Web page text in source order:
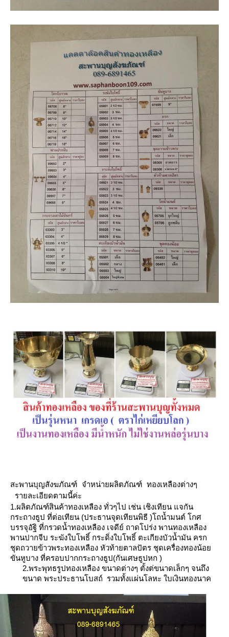
สะพานบุญสังฆภัณฑ์ จำหน่ายผลิตภัณฑ์ ทองเหลืองต่างๆ
รายละเอียดตามนี้ค่ะ
1.ผลิตภัณฑ์สินค้าทองเหลือง ทั่วๆไป เช่น เชิงเทียน แจกัน
กระถางธูป ที่ต่อเทียน (ประธานจุดเทียนพิธี )ถน้ำมนต์ โกศ
บรรจุอัฐิ ที่กรวดน้ำทองเหลือง เจดีย์ ถาดโปร่ง พานทองเหลือง
พานปากจีบ ระฆังใบโพธิ์ กระดิ่งใบโพธิ์ ตะเกียงบัวน้ำมัน ครก
ชุดถวายข้าวพระทองเหลือง หัวท้ายตาลปัตร ชุดเครื่องทองน้อ
ขันหูบาง ที่ครอบปากกระถางธูป(กันเศษธูปหก )
2.พระพุทธรูปทองเหลือง ขนาดต่างๆ ตั้งต่ขนาดเล็กๆ จนถึง
ขนาด พระประธานโบสถ์ รวมทั้งแผ่นโลหะ ใบเงินทองนาค